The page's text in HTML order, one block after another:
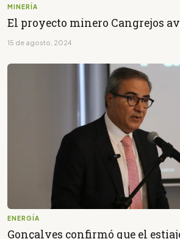
MINERÍA
El proyecto minero Cangrejos
15 de agosto, 2024
ENERGÍA
Gonçalves confirmó que el